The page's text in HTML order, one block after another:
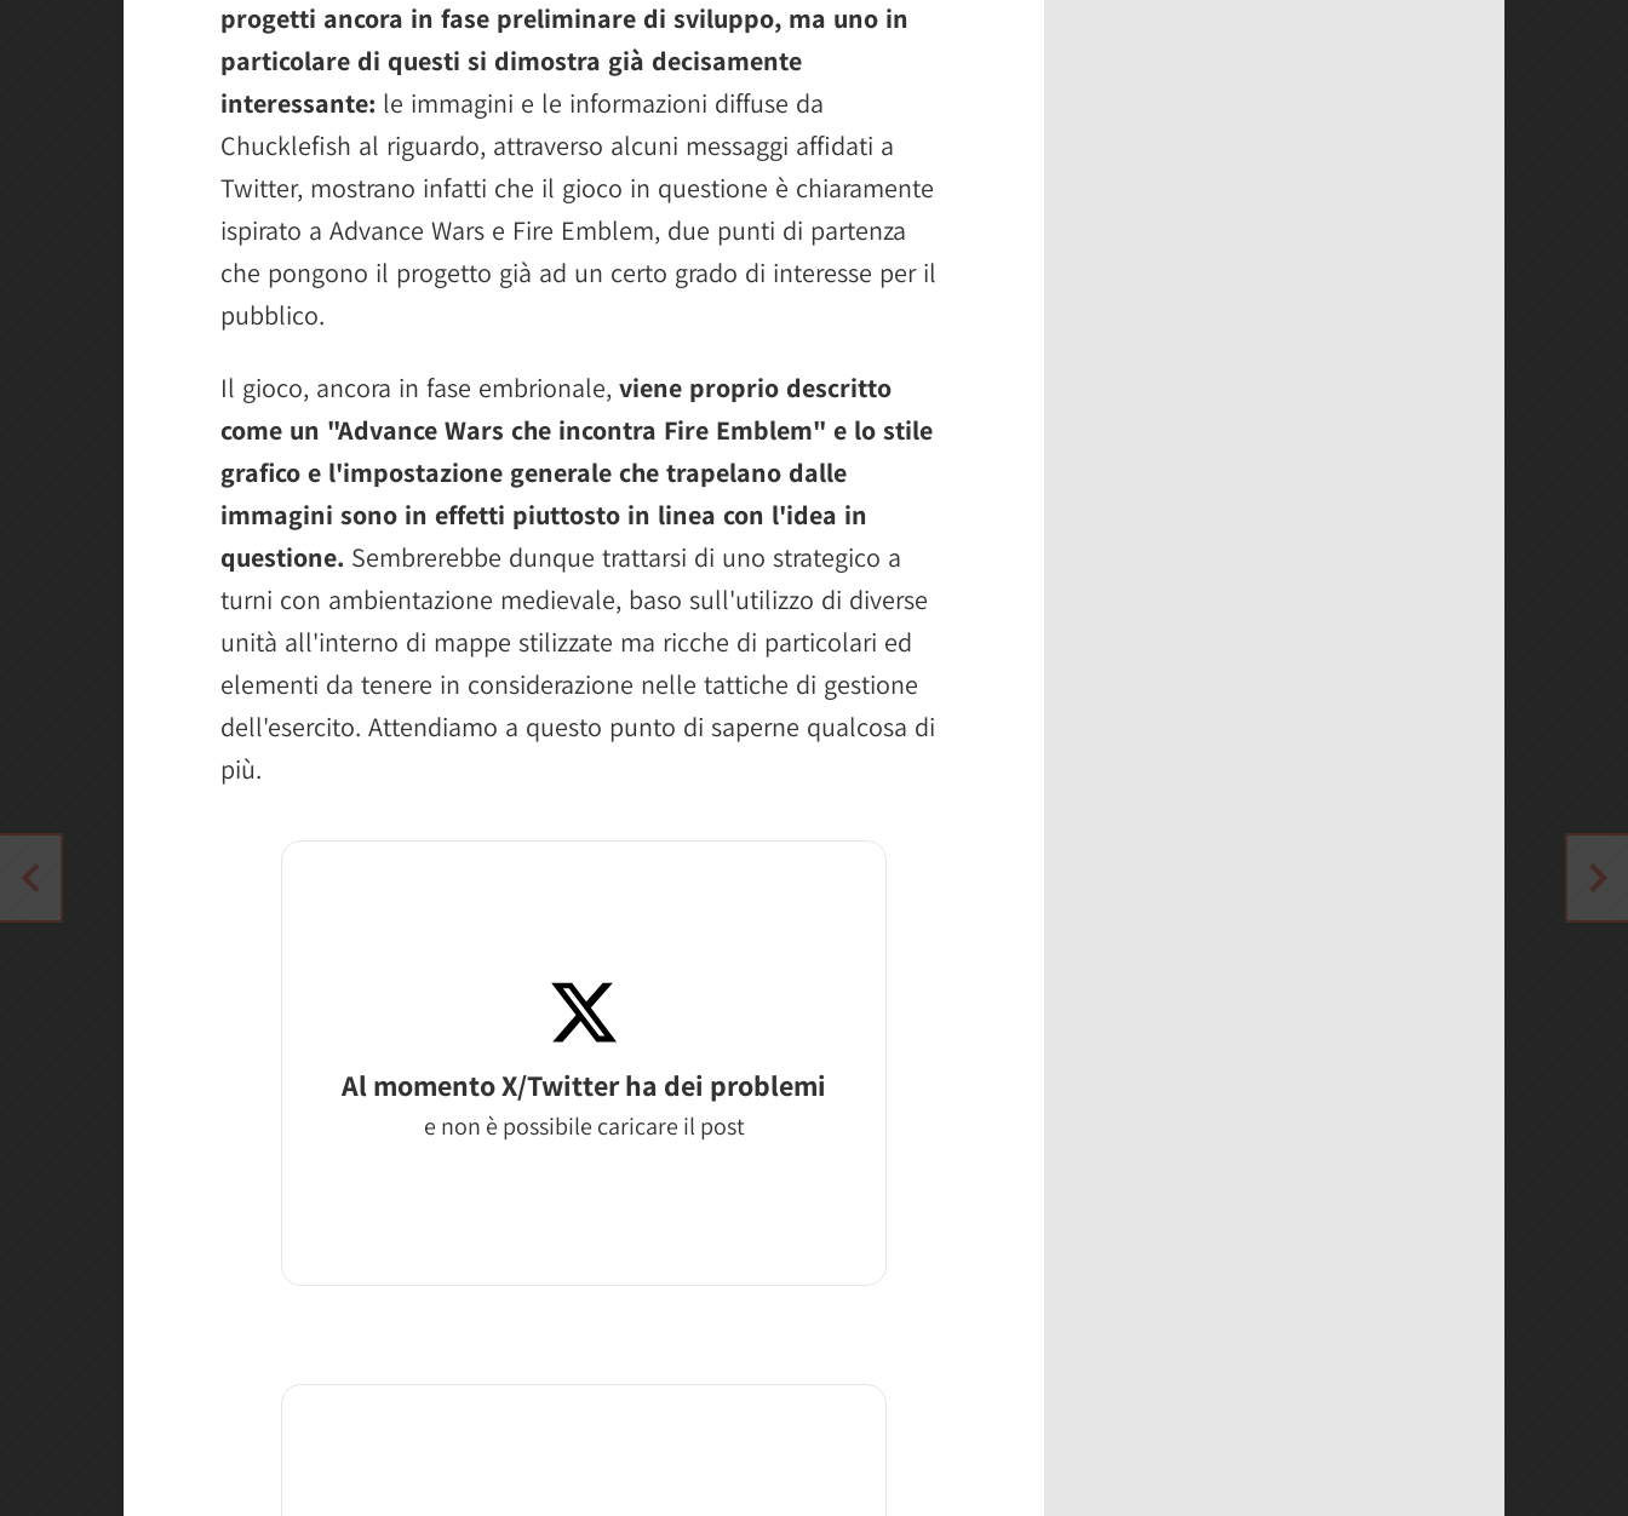
progetti ancora in fase preliminare di sviluppo, ma uno in
particolare di questi si dimostra già decisamente
interessante: le immagini e le informazioni diffuse da
Chucklefish al riguardo, attraverso alcuni messaggi affidati a
Twitter, mostrano infatti che il gioco in questione è chiaramente
ispirato a Advance Wars e Fire Emblem, due punti di partenza
che pongono il progetto già ad un certo grado di interesse per il
pubblico.
Il gioco, ancora in fase embrionale, viene proprio descritto
come un "Advance Wars che incontra Fire Emblem" e lo stile
grafico e l'impostazione generale che trapelano dalle
immagini sono in effetti piuttosto in linea con l'idea in
questione. Sembrerebbe dunque trattarsi di uno strategico a
turni con ambientazione medievale, baso sull'utilizzo di diverse
unità all'interno di mappe stilizzate ma ricche di particolari ed
elementi da tenere in considerazione nelle tattiche di gestione
dell'esercito. Attendiamo a questo punto di saperne qualcosa di
più.
Al momento X/Twitter ha dei problemi
e non è possibile caricare il post